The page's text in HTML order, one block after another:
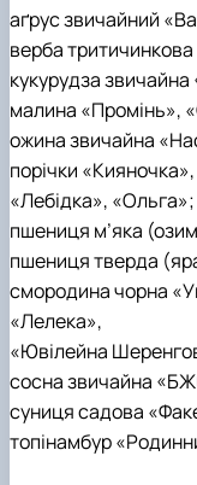
аґрус звичайний
верба
кукурудза
малина «Промінь»,
ожина звичайна
порічки
«Лебідка», «Ольга»;
пшениця м’яка
пшениця тверда
смородина чорна
«Лелека»,
«Ювілейна
сосна звичайна
суниця садова
топінамбур